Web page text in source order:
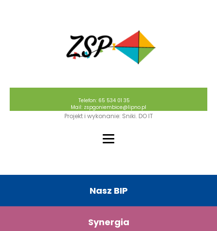
Telefon: 65 534 01 35
Mail: zspgoniembice@lipno.pl
Projekt i wykonanie: Sniki. DO IT
Nasz BIP
Synergia